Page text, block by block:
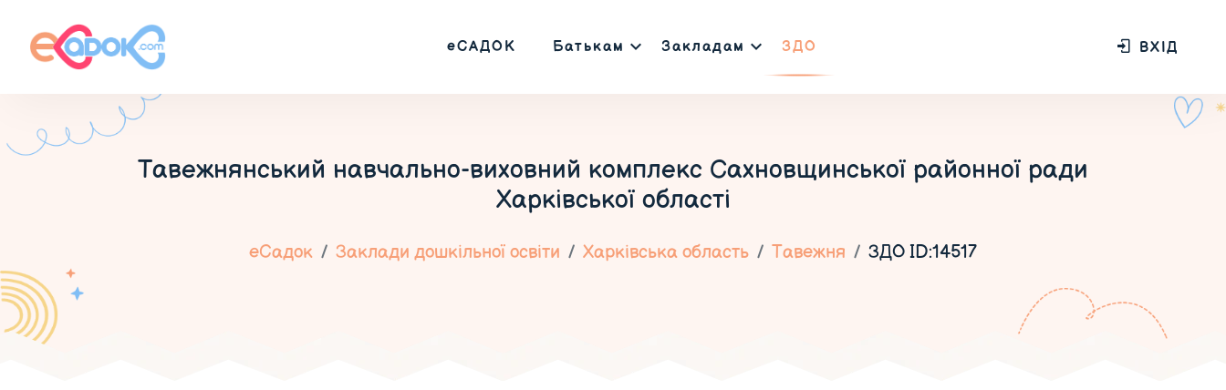
еСАДОК Батькам Закладам ЗДО ВХІД
Тавежнянський навчально-виховний комплекс Сахновщинської районної ради
Харківської області
еСадок Заклади дошкільної освіти Харківська область Тавежня ЗДО ID:14517